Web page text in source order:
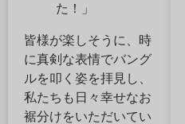
た！」
皆様が楽しそうに、時
に真剣な表情でバング
ルを叩く姿を拝見し、
私たちも日々幸せなお
裾分けをいただいてい